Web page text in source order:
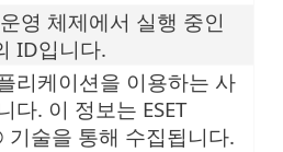
영 체제에서 실행 중인
ID입니다.
리케이션을 이용하는 사
다. 이 정보는 ESET
술을 통해 수집됩니다.